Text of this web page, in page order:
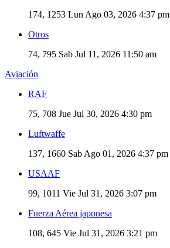
174, 1253 Lun Ago 03, 2026 4:37 pm
Otros
74, 795 Sab Jul 11, 2026 11:50 am
Aviación
RAF
75, 708 Jue Jul 30, 2026 4:30 pm
Luftwaffe
137, 1660 Sab Ago 01, 2026 4:37 pm
USAAF
99, 1011 Vie Jul 31, 2026 3:07 pm
Fuerza Aérea japonesa
108, 645 Vie Jul 31, 2026 3:21 pm